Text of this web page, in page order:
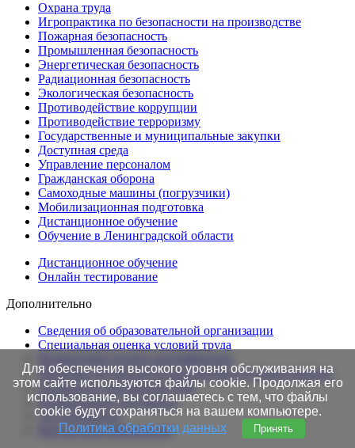
Охрана труда
Игропрактика по безопасности на производстве
Пожарная безопасность
Промышленная безопасность
Энергетическая безопасность
Радиационная безопасность
Экологическая безопасность
Противодействие коррупции
Противодействие терроризму
Государственные и муниципальные закупки
Доступная среда
Управление персоналом
Гражданская оборона
Самоходные машины (погрузчики)
Мобилизационная подготовка
Дистанционное обучение
Обучение в Ленинградской области
Дистанционное обучение
Онлайн тестирование
Дополнительно
Сведения об образовательной организации
Cпециальная оценка условий труда
Проверка подлинности протоколов в Едином портале
Готовность документов ТАК
Нормативные документы
Это интересно!
Контактная информация
Для обеспечения высокого уровня обслуживания на
этом сайте используются файлы cookie. Продолжая его
использование, вы соглашаетесь с тем, что файлы
cookie будут сохраняться на вашем компьютере.
Политика обработки данных
Принять